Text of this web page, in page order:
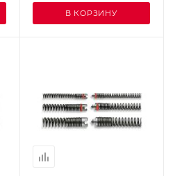
В КОРЗИНУ